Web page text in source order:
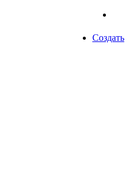
Создать